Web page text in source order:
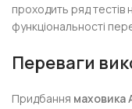
проходить ряд тестів
функціональності
Переваги
Придбання маховика